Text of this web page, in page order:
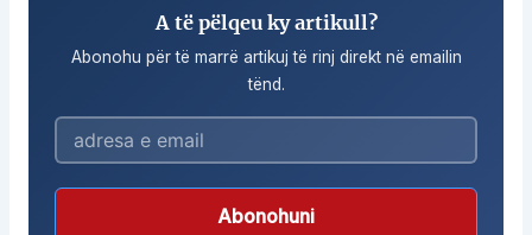
A të pëlqeu ky artikull?
Abonohu për të marrë artikuj të rinj direkt në emailin
tënd.
Abonohuni